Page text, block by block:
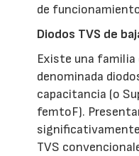
de
Diodos TVS de
Existe una familia
denominada
capacitancia (o
femtoF).
TVS